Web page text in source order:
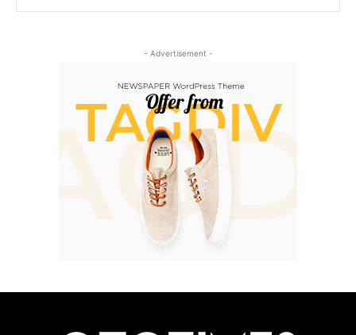
- Advertisement -